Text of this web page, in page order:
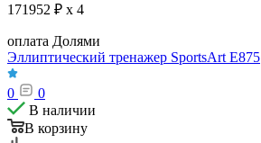
171952 ₽ x 4
оплата Долями
Эллиптический тренажер SportsArt E875
0
0
В наличии
В корзину